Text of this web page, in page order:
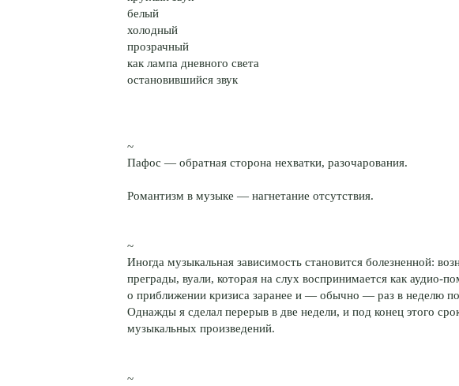
белый
холодный
прозрачный
как лампа дневного света
остановившийся звук
~
Пафос — обратная сторона нехватки, разочарования.
Романтизм в музыке — нагнетание отсутствия.
~
Иногда музыкальная зависимость становится болезненной:
преграды, вуали, которая на слух воспринимается как аудио-
о приближении кризиса заранее и — обычно — раз в неделю
Однажды я сделал перерыв в две недели, и под конец этого
музыкальных произведений.
~